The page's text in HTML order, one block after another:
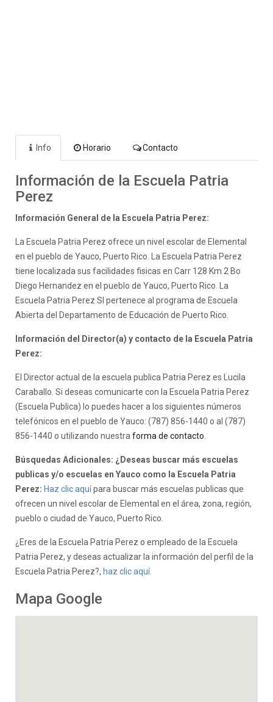
Info Horario Contacto
Información de la Escuela Patria
Perez
Información General de la Escuela Patria Perez:
La Escuela Patria Perez ofrece un nivel escolar de Elemental
en el pueblo de Yauco, Puerto Rico. La Escuela Patria Perez
tiene localizada sus facilidades fisicas en Carr 128 Km 2 Bo
Diego Hernandez en el pueblo de Yauco, Puerto Rico. La
Escuela Patria Perez SI pertenece al programa de Escuela
Abierta del Departamento de Educación de Puerto Rico.
Información del Director(a) y contacto de la Escuela Patria
Perez:
El Director actual de la escuela publica Patria Perez es Lucila
Caraballo. Si deseas comunicarte con la Escuela Patria Perez
(Escuela Publica) lo puedes hacer a los siguientes números
telefónicos en el pueblo de Yauco: (787) 856-1440 o al (787)
856-1440 o utilizando nuestra forma de contacto
Búsquedas Adicionales: ¿Deseas buscar más escuelas
publicas y/o escuelas en Yauco como la Escuela Patria
Perez: Haz clic aquípara buscar más escuelas publicas que
ofrecen un nivel escolar de Elemental en el área, zona, región,
pueblo o ciudad de Yauco, Puerto Rico.
¿Eres de la Escuela Patria Perez o empleado de la Escuela
Patria Perez, y deseas actualizar la información del perfil de la
Escuela Patria Perez?, haz clic aquí.
Mapa Google